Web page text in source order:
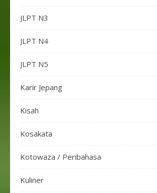
JLPT N3
JLPT N4
JLPT N5
Karir Jepang
Kisah
Kosakata
Kotowaza / Peribahasa
Kuliner